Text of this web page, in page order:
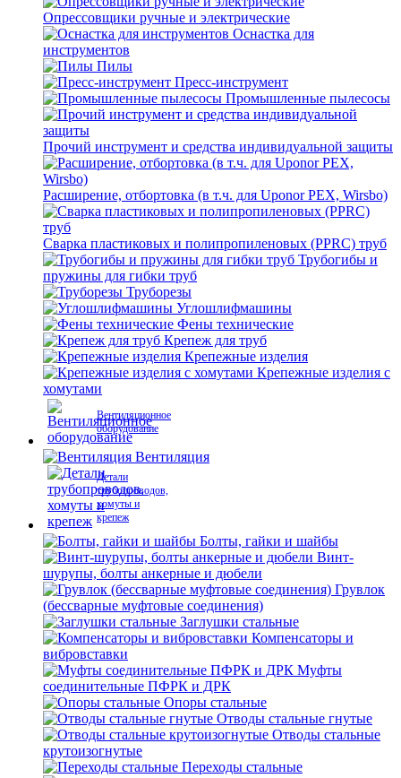
Опрессовщики ручные и электрические
Оснастка для
инструментов
Пилы
Пресс-инструмент
Промышленные пылесосы
Прочий инструмент и средства индивидуальной защиты
Расширение, отбортовка (в т.ч. для Uponor PEX, Wirsbo)
Сварка пластиковых и полипропиленовых (PPRC) труб
Трубогибы и
пружины для гибки труб
Труборезы
Углошлифмашины
Фены технические
Крепеж для труб
Крепежные изделия
Крепежные изделия с
хомутами
Вентиляционное
оборудование
Вентиляция
Детали
трубопроводов,
хомуты и
крепеж
Болты, гайки и шайбы
Винт-
шурупы, болты анкерные и дюбели
Грувлок
(бессварные муфтовые соединения)
Заглушки стальные
Компенсаторы и
вибровставки
Муфты
соединительные ПФРК и ДРК
Опоры стальные
Отводы стальные гнутые
Отводы стальные
крутоизогнутые
Переходы стальные